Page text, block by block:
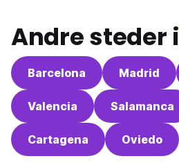
Andre steder i
Barcelona Madrid
Valencia Salamanca
Cartagena Oviedo